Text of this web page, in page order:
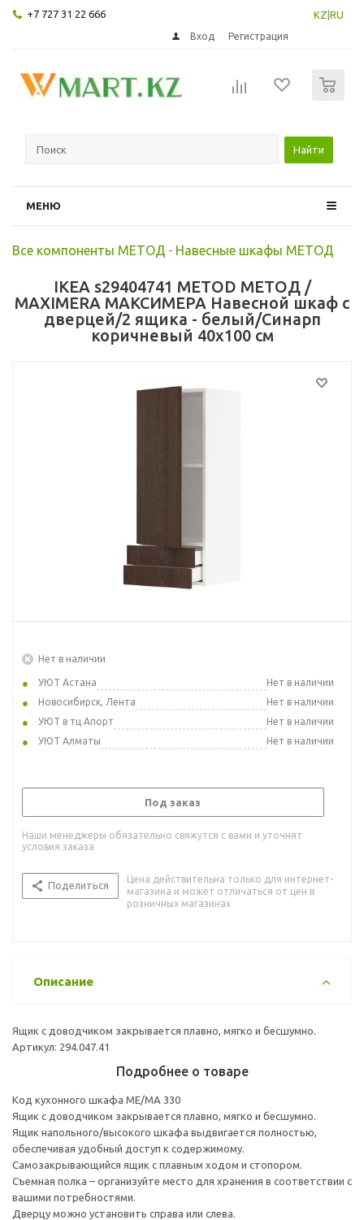
+7 727 31 22 666 KZ RU
Вход Регистрация
Найти
МЕНЮ
Все компоненты МЕТОД - Навесные шкафы МЕТОД
IKEA s29404741 METOD МЕТОД /
MAXIMERA МАКСИМЕРА Навесной шкаф с
дверцей/2 ящика - белый/Синарп
коричневый 40x100 см
Нет в наличии
УЮТ Астана
Нет в наличии
Новосибирск, Лента
Нет в наличии
УЮТ в тц Апорт
Нет в наличии
УЮТ Алматы
Нет в наличии
Под заказ
Наши менеджеры обязательно свяжутся с вами и уточнят
условия заказа
Поделиться
Цена действительна только для интернет-
магазина и может отличаться от цен в
розничных магазинах
Описание
Ящик с доводчиком закрывается плавно, мягко и бесшумно.
Артикул: 294.047.41
Подробнее о товаре
Код кухонного шкафа ME/MA 330
Ящик с доводчиком закрывается плавно, мягко и бесшумно.
Ящик напольного/высокого шкафа выдвигается полностью,
обеспечивая удобный доступ к содержимому.
Cамозакрывающийся ящик с плавным ходом и стопором.
Съемная полка – организуйте место для хранения в соответствии с
вашими потребностями.
Дверцу можно установить справа или слева.